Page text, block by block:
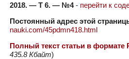
2018. — Т 6. — №4- перейти к
Постоянный адрес этой
nauki.com/45pdmn418.html
Полный текст статьи в формате
435.8 Кбайт)